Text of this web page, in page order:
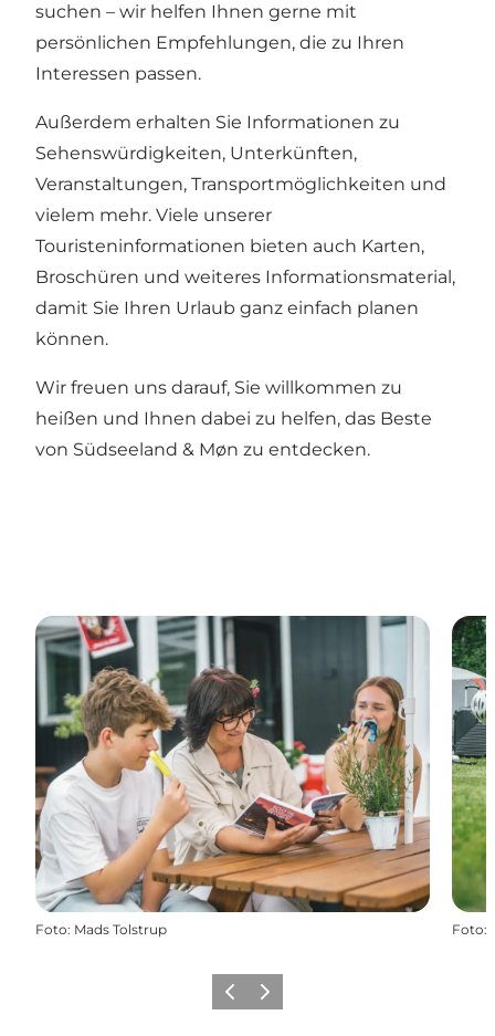
suchen – wir helfen Ihnen gerne mit
persönlichen Empfehlungen, die zu Ihren
Interessen passen.
Außerdem erhalten Sie Informationen zu
Sehenswürdigkeiten, Unterkünften,
Veranstaltungen, Transportmöglichkeiten und
vielem mehr. Viele unserer
Touristeninformationen bieten auch Karten,
Broschüren und weiteres Informationsmaterial,
damit Sie Ihren Urlaub ganz einfach planen
können.
Wir freuen uns darauf, Sie willkommen zu
heißen und Ihnen dabei zu helfen, das Beste
von Südseeland & Møn zu entdecken.
Foto: Mads Tolstrup Foto:
ZurückWeiter